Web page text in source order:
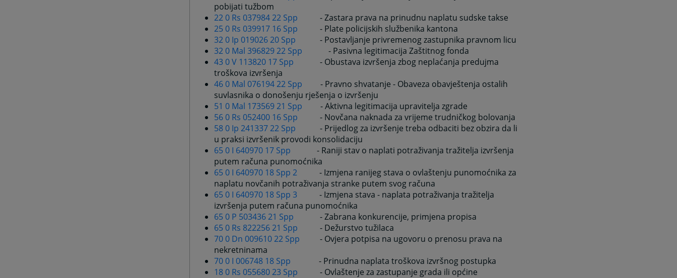
pobijati tužbom
22 0 Rs 037984 22 Spp
- Zastara prava na prinudnu naplatu sudske takse
25 0 Rs 039917 16 Spp
- Plate policijskih službenika kantona
32 0 Ip 019026 20 Spp
- Postavljanje privremenog zastupnika pravnom licu
32 0 Mal 396829 22 Spp
- Pasivna legitimacija Zaštitnog fonda
43 0 V 113820 17 Spp
- Obustava izvršenja zbog neplaćanja predujma
troškova izvršenja
46 0 Mal 076194 22 Spp
- Pravno shvatanje - Obaveza obavještenja ostalih
suvlasnika o donošenju rješenja o izvršenju
51 0 Mal 173569 21 Spp
- Aktivna legitimacija upravitelja zgrade
56 0 Rs 052400 16 Spp
- Novčana naknada za vrijeme trudničkog bolovanja
58 0 Ip 241337 22 Spp
- Prijedlog za izvršenje treba odbaciti bez obzira da li
u praksi izvršenik provodi konsolidaciju
65 0 I 640970 17 Spp
- Raniji stav o naplati potraživanja tražitelja izvršenja
putem računa punomoćnika
65 0 I 640970 18 Spp 2
- Izmjena ranijeg stava o ovlaštenju punomoćnika za
naplatu novčanih potraživanja stranke putem svog računa
65 0 I 640970 18 Spp 3
- Izmjena stava - naplata potraživanja tražitelja
izvršenja putem računa punomoćnika
65 0 P 503436 21 Spp
- Zabrana konkurencije, primjena propisa
65 0 Rs 822256 21 Spp
- Dežurstvo tužilaca
70 0 Dn 009610 22 Spp
- Ovjera potpisa na ugovoru o prenosu prava na
nekretninama
70 0 I 006748 18 Spp
- Prinudna naplata troškova izvršnog postupka
18 0 Rs 055680 23 Spp
- Ovlaštenje za zastupanje grada ili općine